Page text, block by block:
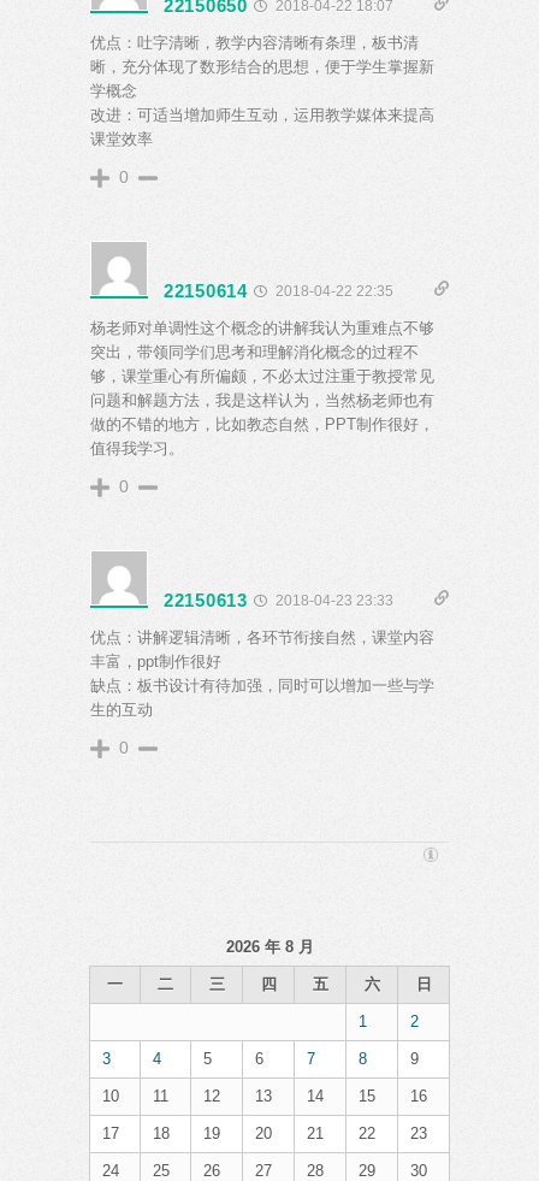
22150650 2018-04-22 18:07
优点：吐字清晰，教学内容清晰有条理，板书清
晰，充分体现了数形结合的思想，便于学生掌握新
学概念
改进：可适当增加师生互动，运用教学媒体来提高
课堂效率
0
22150614 2018-04-22 22:35
杨老师对单调性这个概念的讲解我认为重难点不够
突出，带领同学们思考和理解消化概念的过程不
够，课堂重心有所偏颇，不必太过注重于教授常见
问题和解题方法，我是这样认为，当然杨老师也有
做的不错的地方，比如教态自然，PPT制作很好，
值得我学习。
0
22150613 2018-04-23 23:33
优点：讲解逻辑清晰，各环节衔接自然，课堂内容
丰富，ppt制作很好
缺点：板书设计有待加强，同时可以增加一些与学
生的互动
0
2026 年 8 月
一 二 三 四 五 六 日
1 2
3 4 5 6 7 8 9
10 11 12 13 14 15 16
17 18 19 20 21 22 23
24 25 26 27 28 29 30